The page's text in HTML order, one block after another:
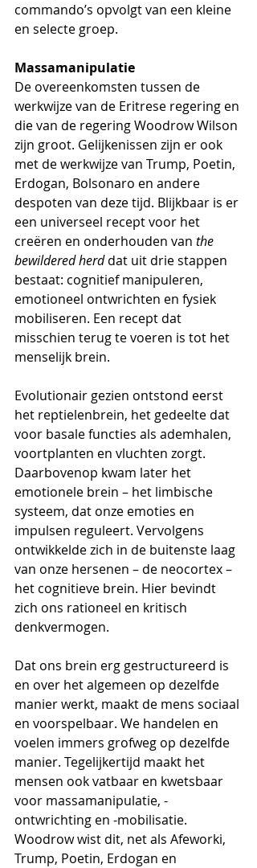
commando’s opvolgt van een kleine
en selecte groep.
Massamanipulatie
De overeenkomsten tussen de
werkwijze van de Eritrese regering en
die van de regering Woodrow Wilson
zijn groot. Gelijkenissen zijn er ook
met de werkwijze van Trump, Poetin,
Erdogan, Bolsonaro en andere
despoten van deze tijd. Blijkbaar is er
een universeel recept voor het
creëren en onderhouden van the
bewildered herd dat uit drie stappen
bestaat: cognitief manipuleren,
emotioneel ontwrichten en fysiek
mobiliseren. Een recept dat
misschien terug te voeren is tot het
menselijk brein.
Evolutionair gezien ontstond eerst
het reptielenbrein, het gedeelte dat
voor basale functies als ademhalen,
voortplanten en vluchten zorgt.
Daarbovenop kwam later het
emotionele brein – het limbische
systeem, dat onze emoties en
impulsen reguleert. Vervolgens
ontwikkelde zich in de buitenste laag
van onze hersenen – de neocortex –
het cognitieve brein. Hier bevindt
zich ons rationeel en kritisch
denkvermogen.
Dat ons brein erg gestructureerd is
en over het algemeen op dezelfde
manier werkt, maakt de mens sociaal
en voorspelbaar. We handelen en
voelen immers grofweg op dezelfde
manier. Tegelijkertijd maakt het
mensen ook vatbaar en kwetsbaar
voor massamanipulatie, -
ontwrichting en -mobilisatie.
Woodrow wist dit, net als Afeworki,
Trump, Poetin, Erdogan en